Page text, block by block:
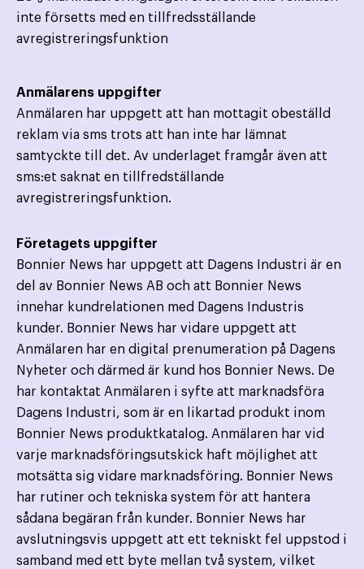
inte försetts med en tillfredsställande
avregistreringsfunktion
Anmälarens uppgifter
Anmälaren har uppgett att han mottagit obeställd
reklam via sms trots att han inte har lämnat
samtyckte till det. Av underlaget framgår även att
sms:et saknat en tillfredställande
avregistreringsfunktion.
Företagets uppgifter
Bonnier News har uppgett att Dagens Industri är en
del av Bonnier News AB och att Bonnier News
innehar kundrelationen med Dagens Industris
kunder. Bonnier News har vidare uppgett att
Anmälaren har en digital prenumeration på Dagens
Nyheter och därmed är kund hos Bonnier News. De
har kontaktat Anmälaren i syfte att marknadsföra
Dagens Industri, som är en likartad produkt inom
Bonnier News produktkatalog. Anmälaren har vid
varje marknadsföringsutskick haft möjlighet att
motsätta sig vidare marknadsföring. Bonnier News
har rutiner och tekniska system för att hantera
sådana begäran från kunder. Bonnier News har
avslutningsvis uppgett att ett tekniskt fel uppstod i
samband med ett byte mellan två system, vilket